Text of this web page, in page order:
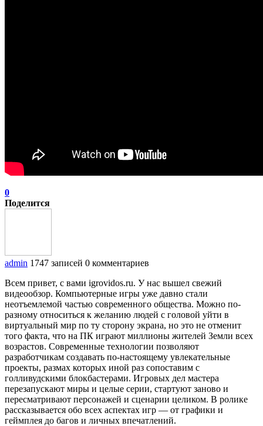
0
Поделится
admin 1747 записей 0 комментариев
Всем привет, с вами igrovidos.ru. У нас вышел свежий
видеообзор. Компьютерные игры уже давно стали
неотъемлемой частью современного общества. Можно по-
разному относиться к желанию людей с головой уйти в
виртуальный мир по ту сторону экрана, но это не отменит
того факта, что на ПК играют миллионы жителей Земли всех
возрастов. Современные технологии позволяют
разработчикам создавать по-настоящему увлекательные
проекты, размах которых иной раз сопоставим с
голливудскими блокбастерами. Игровых дел мастера
перезапускают миры и целые серии, стартуют заново и
пересматривают персонажей и сценарии целиком. В ролике
рассказывается обо всех аспектах игр — от графики и
геймплея до багов и личных впечатлений.